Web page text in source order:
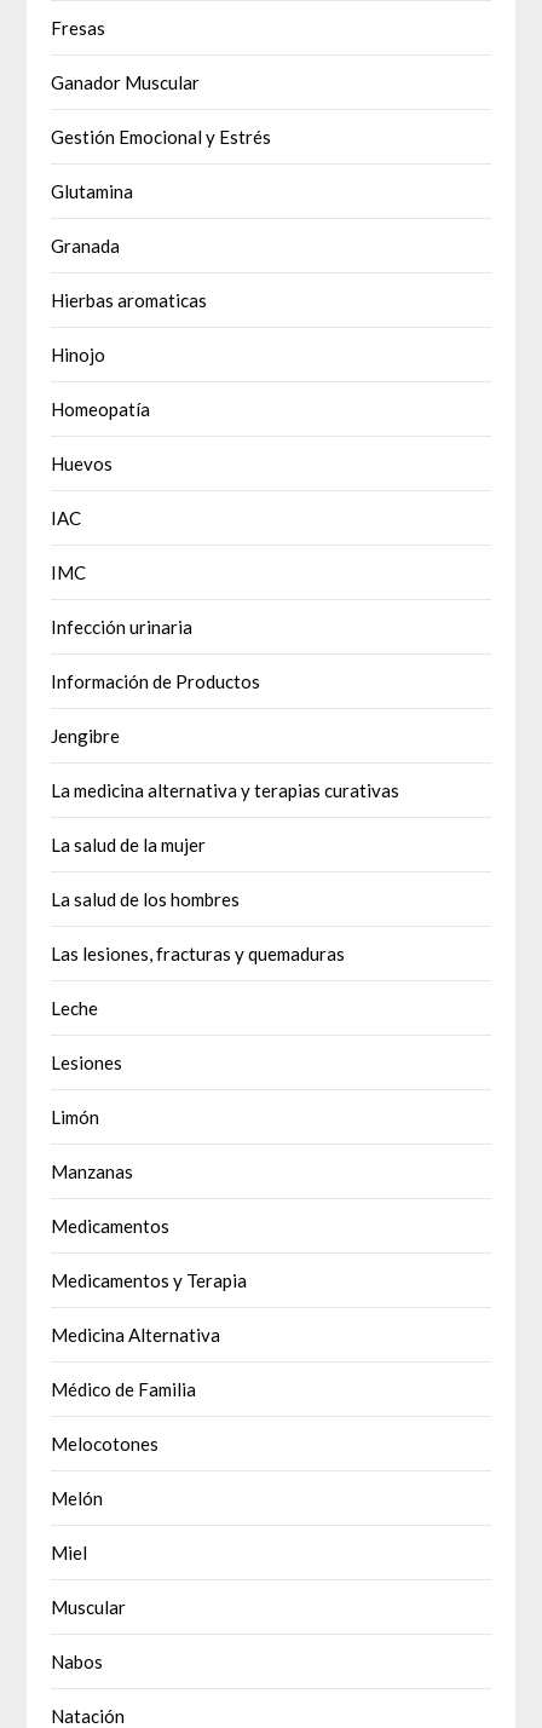
Fresas
Ganador Muscular
Gestión Emocional y Estrés
Glutamina
Granada
Hierbas aromaticas
Hinojo
Homeopatía
Huevos
IAC
IMC
Infección urinaria
Información de Productos
Jengibre
La medicina alternativa y terapias curativas
La salud de la mujer
La salud de los hombres
Las lesiones, fracturas y quemaduras
Leche
Lesiones
Limón
Manzanas
Medicamentos
Medicamentos y Terapia
Medicina Alternativa
Médico de Familia
Melocotones
Melón
Miel
Muscular
Nabos
Natación